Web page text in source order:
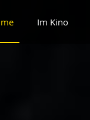
Im Kino